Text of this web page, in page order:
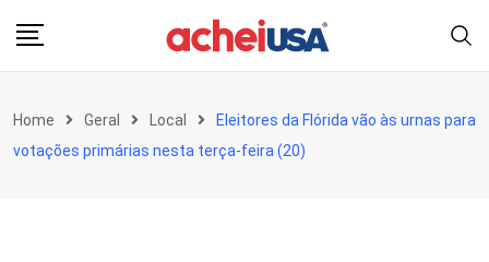
Home Geral Local
Eleitores da Flórida vão às urnas para
votações primárias nesta terça-feira (20)